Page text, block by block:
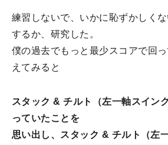
練習しないで、いかに恥ずかしく
するか、研究した。
僕の過去でもっと最少スコアで回
えてみると
スタック & チルト（左一軸スイン
っていたことを
思い出し、スタック & チルト（左